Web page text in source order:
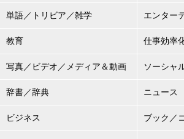
単語／トリビア／雑学 エンター
教育 仕事効率
写真／ビデオ／メディア＆動画 ソーシャ
辞書／辞典 ニュース
ビジネス ブック／